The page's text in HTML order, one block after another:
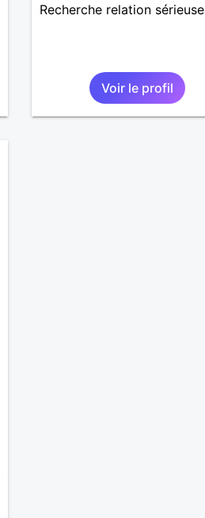
Recherche relation sérieuse
Voir le profil